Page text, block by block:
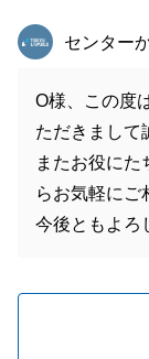
東急リバ
センター
O様、この度
ただきまして
またお役にた
らお気軽にご
今後ともよろ